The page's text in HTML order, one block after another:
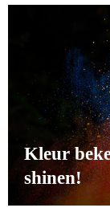
Kleur
shinen!